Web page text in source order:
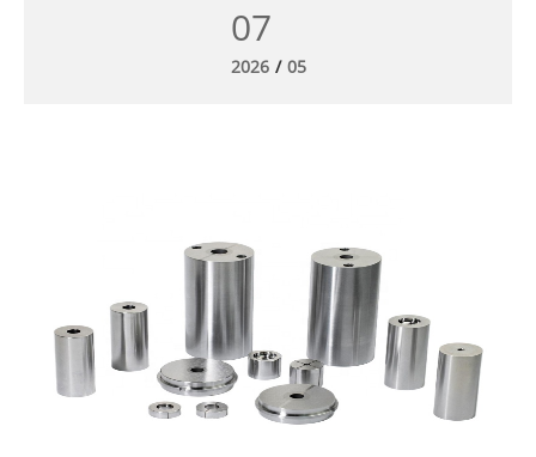
07
2026 / 05